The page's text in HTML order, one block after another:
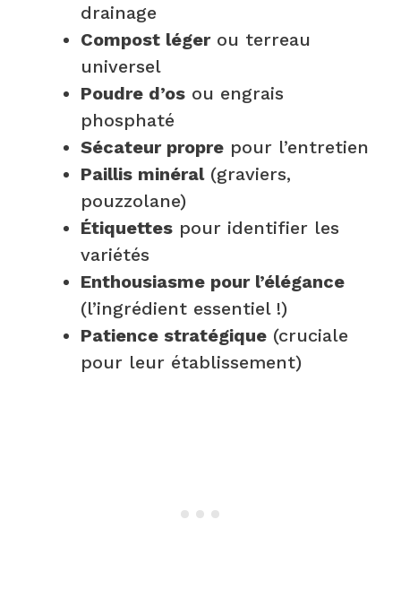
drainage
Compost légerou terreau
universel
Poudre d’os ou engrais
phosphaté
Sécateur propre pour l’entretien
Paillis minéral(graviers,
pouzzolane)
Étiquettes pour identifier les
variétés
Enthousiasme pour l’élégance
(l’ingrédient essentiel !)
Patience stratégique (cruciale
pour leur établissement)